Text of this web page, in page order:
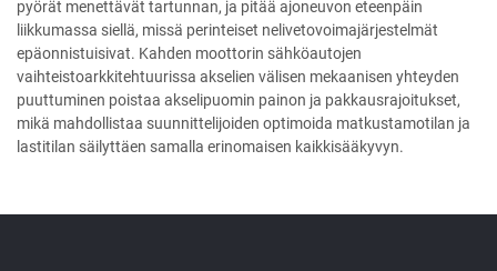
pyörät menettävät tartunnan, ja pitää ajoneuvon eteenpäin
liikkumassa siellä, missä perinteiset nelivetovoimajärjestelmät
epäonnistuisivat. Kahden moottorin sähköautojen
vaihteistoarkkitehtuurissa akselien välisen mekaanisen yhteyden
puuttuminen poistaa akselipuomin painon ja pakkausrajoitukset,
mikä mahdollistaa suunnittelijoiden optimoida matkustamotilan ja
lastitilan säilyttäen samalla erinomaisen kaikkisääkyvyn.